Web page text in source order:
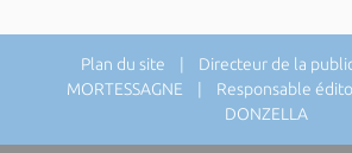
Plan du site | Directeur de la
MORTESSAGNE | Responsable
DONZELLA